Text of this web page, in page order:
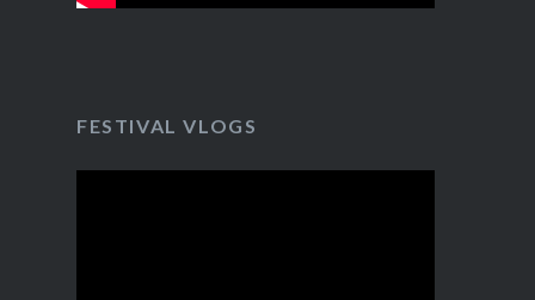
FESTIVAL VLOGS